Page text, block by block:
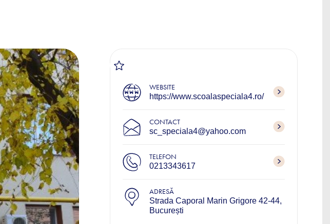
WEBSITE
https://www.scoalaspeciala4.ro/
CONTACT
sc_speciala4@yahoo.com
TELEFON
0213343617
ADRESĂ
Strada Caporal Marin Grigore 42-44,
București